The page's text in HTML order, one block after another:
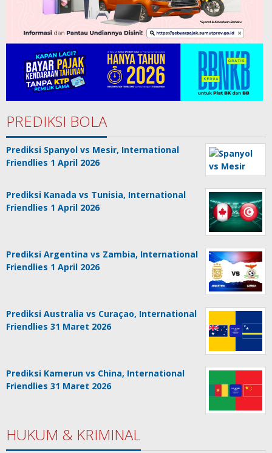
PREDIKSI BOLA
Prediksi Spanyol vs Mesir, International
Friendlies 1 April 2026
Prediksi Kanada vs Tunisia, International
Friendlies 1 April 2026
Prediksi Argentina vs Zambia, International
Friendlies 1 April 2026
Prediksi Australia vs Curaçao, International
Friendlies 31 Maret 2026
Prediksi Kamerun vs China, International
Friendlies 31 Maret 2026
HUKUM & KRIMINAL